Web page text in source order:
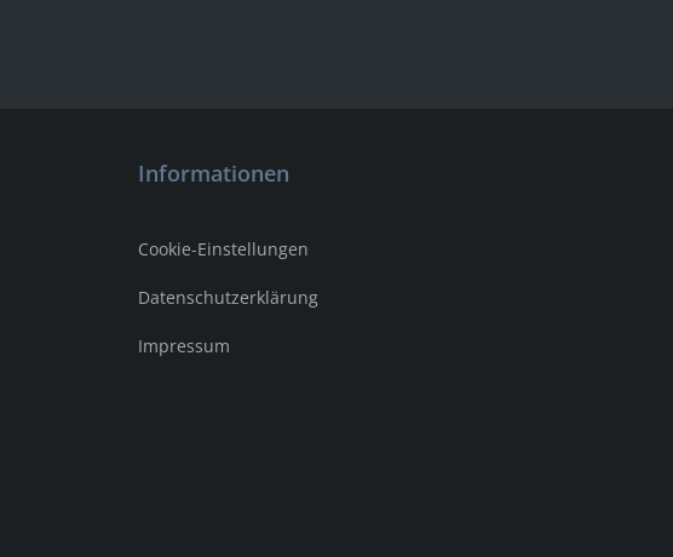
Informationen
Cookie-Einstellungen
Datenschutzerklärung
Impressum